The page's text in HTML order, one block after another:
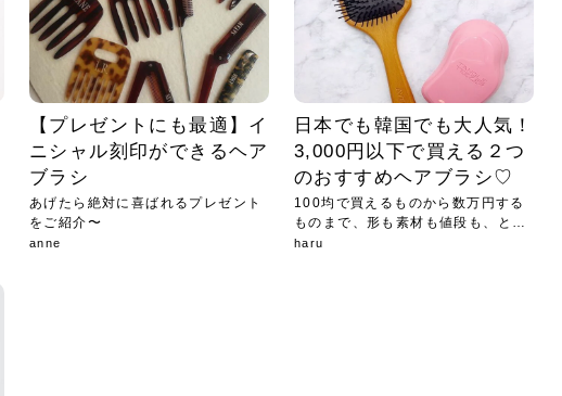
メガネ かえで
もっと見る
さくら さくら
もっと見る
かえで かえで
もっと見る
メガネ かえで
もっと見る
chicca
もっと見る
さくら メガネ
もっと見る
さくら さくら
もっと見る
あおい あかり
もっと見る
あかり あかり
もっと見る
あおい あおい
もっと見る
あおい
もっと見る
落ち込んでいないでしょうか？じつは
その原...
あおい
けれど、種類が多くてどれを選べばい
いか...
さな
もっと見る
機器を使ったものから、昔ながらの手
技によ...
あかり
いて行う「医療ダイエット」は、自己
流のダ...
さな
もっと見る
【プレゼントにも最適】イ
ニシャル刻印ができるヘア
ブラシ
あげたら絶対に喜ばれるプレゼント
をご紹介〜
anne
日本でも韓国でも大人気！
3,000円以下で買える２つ
のおすすめヘアブラシ♡
100均で買えるものから数万円する
ものまで、形も素材も値段も、とに
か...
haru